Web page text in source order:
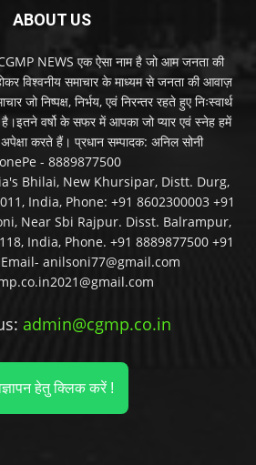
ABOUT US
NEWS एक ऐसा नाम है जो आम जनता की
विश्वनीय समाचार के माध्यम से जनता की आवाज़
जो निष्पक्ष, निर्भय, एवं निरन्तर रहते हुए निःस्वार्थ
वर्षो के सफर में आपका जो प्यार एवं स्नेह हमें
करते हैं। प्रधान सम्पादक: अनिल सोनी
- 8889877500
Bhilai, New Khursipar, Distt. Durg,
India, Phone: +91 8602300003 +91
Near Sbi Rajpur. Disst. Balrampur,
India, Phone. +91 8889877500 +91
anilsoni77@gmail.com
admin@cgmp.co.in
हेतु क्लिक करें !